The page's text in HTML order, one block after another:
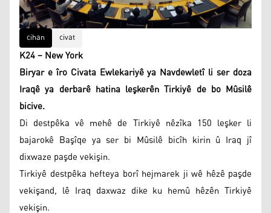
cihan civat
K24 – New York
Biryar e îro Civata Ewlekariyê ya Navdewletî li ser doza
Iraqê ya derbarê hatina leşkerên Tirkiyê de bo Mûsilê
bicive.
Di destpêka vê mehê de Tirkiyê nêzîka 150 leşker li
bajarokê Başîqe ya ser bi Mûsilê bicîh kirin û Iraq jî
dixwaze paşde vekişin.
Tirkiyê destpêka hefteya borî hejmarek ji wê hêzê paşde
vekişand, lê Iraq daxwaz dike ku hemû hêzên Tirkiyê
vekişin.